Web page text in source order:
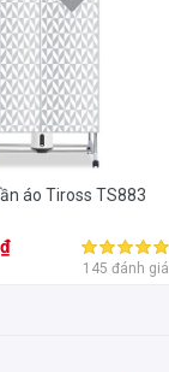
áo Tiross TS883
145 đánh giá